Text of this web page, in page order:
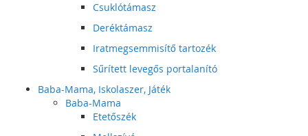
Csuklótámasz
Deréktámasz
Iratmegsemmisítő tartozék
Sűrített levegős portalanító
Baba-Mama, Iskolaszer, Játék
Baba-Mama
Etetőszék